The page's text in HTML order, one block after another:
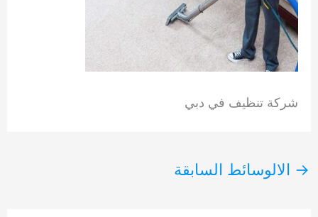
شركة تنظيف في دبي
→ الالوسائط السابقة